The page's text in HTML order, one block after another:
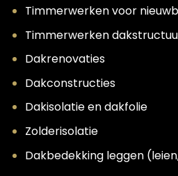
Timmerwerken voor
Timmerwerken
Dakrenovaties
Dakconstructies
Dakisolatie en dakfolie
Zolderisolatie
Dakbedekking leggen